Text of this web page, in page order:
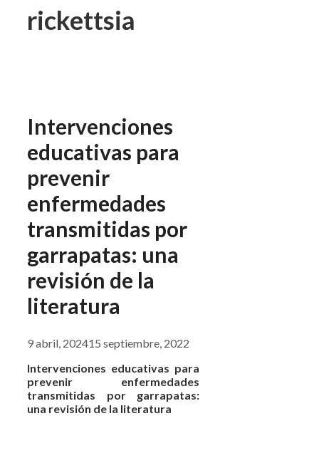
rickettsia
Intervenciones
educativas para
prevenir
enfermedades
transmitidas por
garrapatas: una
revisión de la
literatura
9 abril, 202415 septiembre, 2022
Intervenciones educativas para
prevenir enfermedades
transmitidas por garrapatas:
una revisión de la literatura